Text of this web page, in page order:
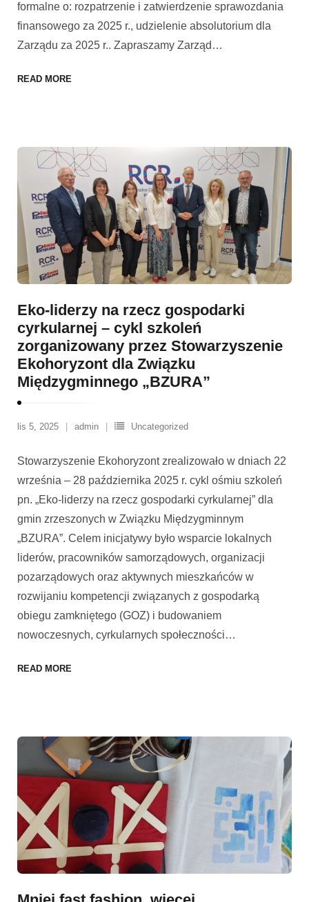
formalne o: rozpatrzenie i zatwierdzenie sprawozdania
finansowego za 2025 r., udzielenie absolutorium dla
Zarządu za 2025 r.. Zapraszamy Zarząd …
READ MORE
Eko-liderzy na rzecz gospodarki
cyrkularnej – cykl szkoleń
zorganizowany przez Stowarzyszenie
Ekohoryzont dla Związku
Międzygminnego „BZURA”
lis 5, 2025 admin Uncategorized
Stowarzyszenie Ekohoryzont zrealizowało w dniach 22
września – 28 października 2025 r. cykl ośmiu szkoleń
pn. „Eko-liderzy na rzecz gospodarki cyrkularnej” dla
gmin zrzeszonych w Związku Międzygminnym
„BZURA”. Celem inicjatywy było wsparcie lokalnych
liderów, pracowników samorządowych, organizacji
pozarządowych oraz aktywnych mieszkańców w
rozwijaniu kompetencji związanych z gospodarką
obiegu zamkniętego (GOZ) i budowaniem
nowoczesnych, cyrkularnych społeczności…
READ MORE